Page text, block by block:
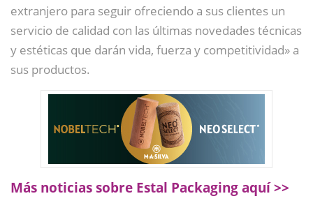
extranjero para seguir ofreciendo a sus clientes un
servicio de calidad con las últimas novedades técnicas
y estéticas que darán vida, fuerza y competitividad» a
sus productos.
Más noticias sobre Estal Packaging aquí >>